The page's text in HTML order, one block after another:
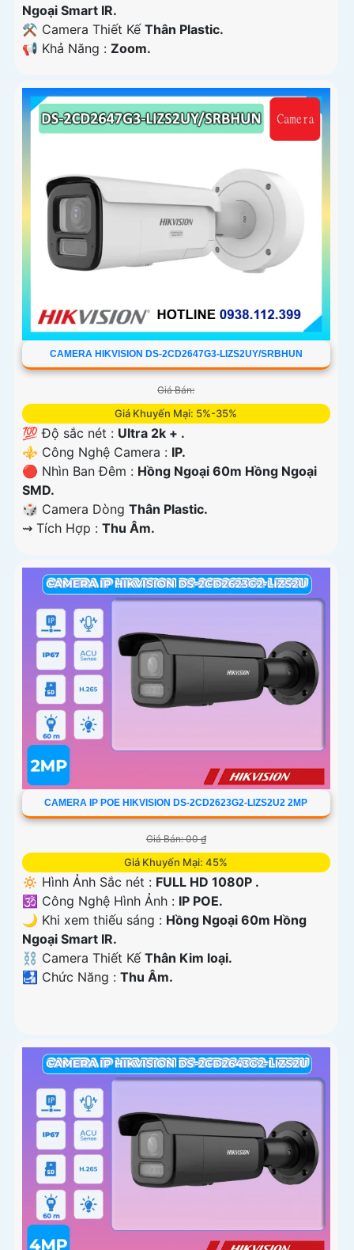
Ngoại Smart IR.
⚒ Camera Thiết Kế Thân Plastic.
️📢 Khả Năng : Zoom.
CAMERA HIKVISION DS-2CD2647G3-LIZS2UY/SRBHUN
Giá Bán:
Giá Khuyến Mại: 5%-35%
💯 Độ sắc nét : Ultra 2k + .
⚜️ Công Nghệ Camera : IP.
🔴 Nhìn Ban Đêm : Hồng Ngoại 60m Hồng Ngoại
SMD.
🎲 Camera Dòng Thân Plastic.
️⇝ Tích Hợp : Thu Âm.
CAMERA IP POE HIKVISION DS-2CD2623G2-LIZS2U2 2MP
Giá Bán: 00 ₫
Giá Khuyến Mại: 45%
🔅 Hình Ảnh Sắc nét : FULL HD 1080P .
🕉️ Công Nghệ Hình Ảnh : IP POE.
🌙 Khi xem thiếu sáng : Hồng Ngoại 60m Hồng
Ngoại Smart IR.
⛓ Camera Thiết Kế Thân Kim loại.
️🛃 Chức Năng : Thu Âm.